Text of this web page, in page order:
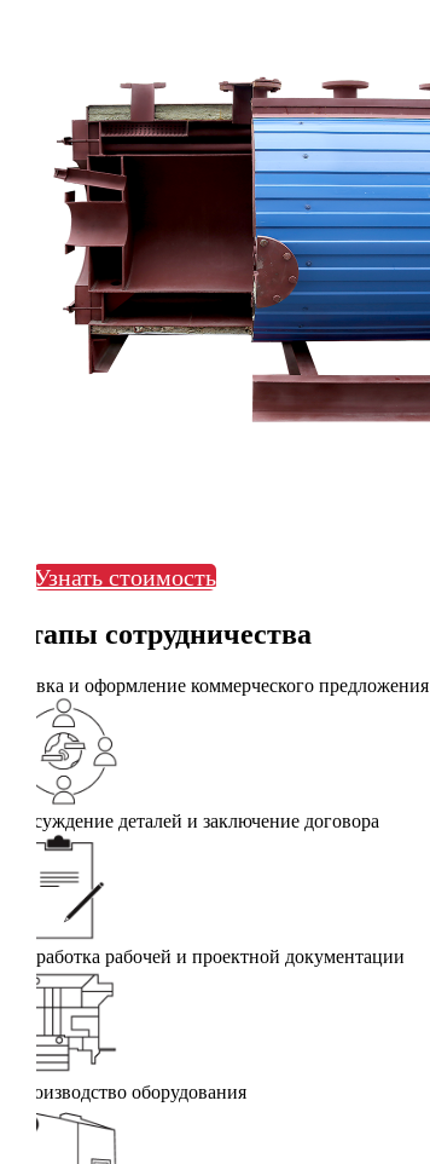
Узнать стоимость
Этапы сотрудничества
Заявка и оформление коммерческого предложения
Обсуждение деталей и заключение договора
Разработка рабочей и проектной документации
Производство оборудования